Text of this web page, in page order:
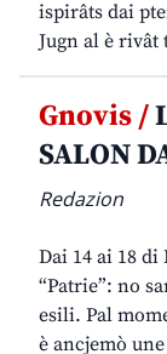
ispirâts dai
Jugn al è
Gnovis /
SALON
Redazion
Dai 14 ai 18
“Patrie”: no
esili. Pal
è ancjemò